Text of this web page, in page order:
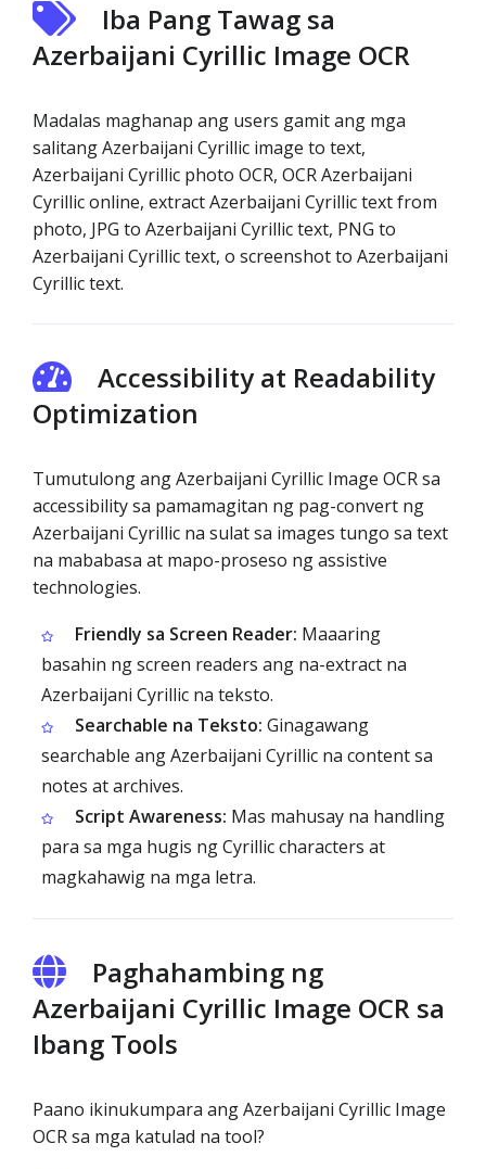
Iba Pang Tawag sa
Azerbaijani Cyrillic Image OCR
Madalas maghanap ang users gamit ang mga
salitang Azerbaijani Cyrillic image to text,
Azerbaijani Cyrillic photo OCR, OCR Azerbaijani
Cyrillic online, extract Azerbaijani Cyrillic text from
photo, JPG to Azerbaijani Cyrillic text, PNG to
Azerbaijani Cyrillic text, o screenshot to Azerbaijani
Cyrillic text.
Accessibility at Readability
Optimization
Tumutulong ang Azerbaijani Cyrillic Image OCR sa
accessibility sa pamamagitan ng pag-convert ng
Azerbaijani Cyrillic na sulat sa images tungo sa text
na mababasa at mapo-proseso ng assistive
technologies.
Friendly sa Screen Reader: Maaaring
basahin ng screen readers ang na-extract na
Azerbaijani Cyrillic na teksto.
Searchable na Teksto: Ginagawang
searchable ang Azerbaijani Cyrillic na content sa
notes at archives.
Script Awareness: Mas mahusay na handling
para sa mga hugis ng Cyrillic characters at
magkahawig na mga letra.
Paghahambing ng
Azerbaijani Cyrillic Image OCR sa
Ibang Tools
Paano ikinukumpara ang Azerbaijani Cyrillic Image
OCR sa mga katulad na tool?